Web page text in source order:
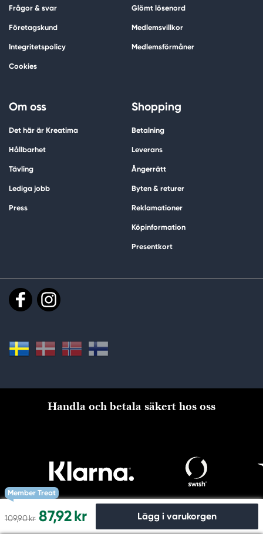
Member Treat
109,90 kr 87,92 kr Lägg i varukorgen
Frågor & svar
Företagskund
Integritetspolicy
Cookies
Glömt lösenord
Medlemsvillkor
Medlemsförmåner
Om oss
Det här är Kreatima
Hållbarhet
Tävling
Lediga jobb
Press
Shopping
Betalning
Leverans
Ångerrätt
Byten & returer
Reklamationer
Köpinformation
Presentkort
Handla och betala säkert hos oss